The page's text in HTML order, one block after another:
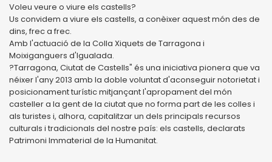
Voleu veure o viure els castells?
Us convidem a viure els castells, a conèixer aquest món des de
dins, frec a frec.
Amb l'actuació de la Colla Xiquets de Tarragona i
Moixiganguers d'Igualada.
?Tarragona, Ciutat de Castells" és una iniciativa pionera que va
néixer l'any 2013 amb la doble voluntat d'aconseguir notorietat i
posicionament turístic mitjançant l'apropament del món
casteller a la gent de la ciutat que no forma part de les colles i
als turistes i, alhora, capitalitzar un dels principals recursos
culturals i tradicionals del nostre país: els castells, declarats
Patrimoni Immaterial de la Humanitat.